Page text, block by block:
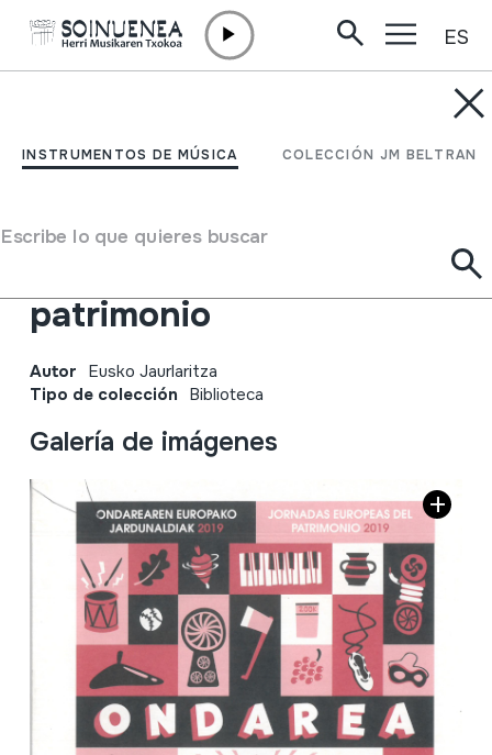
INSTRUMENTOS DE MÚSICA COLECCIÓN JM BELTRAN
Escribe lo que quieres buscar
ES
Ondarea Plazara;
jardunaldiak 2019;
patrimonio
Autor Eusko Jaurlaritza
Tipo de colección Biblioteca
Galería de imágenes